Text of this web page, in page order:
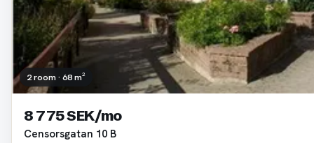
2 room · 68 m²
8 775 SEK/mo
Censorsgatan 10 B